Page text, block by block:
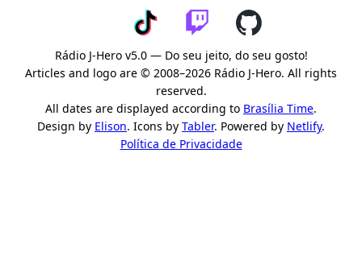
Rádio J-Hero v5.0 — Do seu jeito, do seu gosto!
Articles and logo are © 2008–2026 Rádio J-Hero. All rights
reserved.
All dates are displayed according to Brasília Time.
Design by Elison. Icons by Tabler. Powered by Netlify.
Política de Privacidade